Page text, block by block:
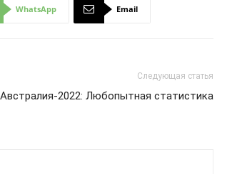
WhatsApp Email
Следующая статья
Австралия-2022: Любопытная статистика